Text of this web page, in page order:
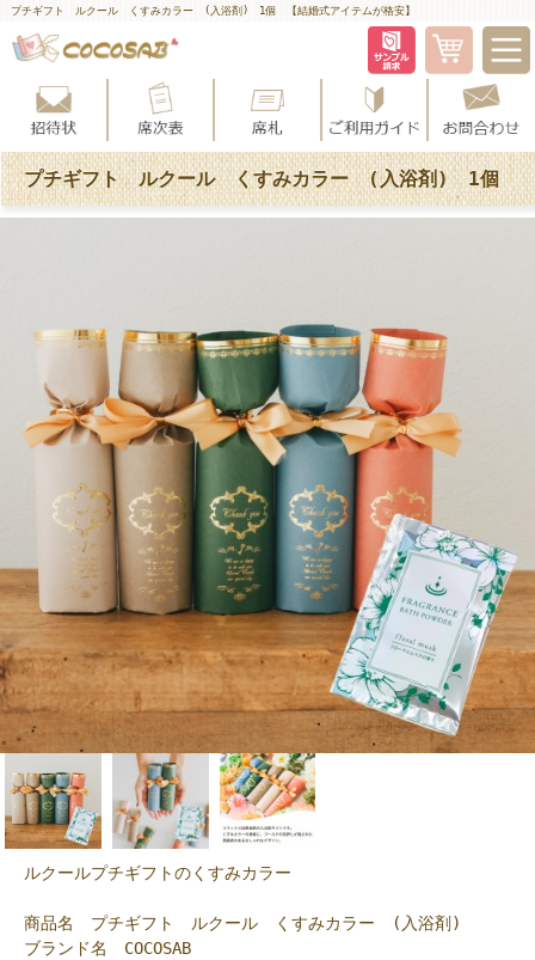
プチギフト ルクール くすみカラー (入浴剤) 1個 【結婚式アイテムが格安】
プチギフト ルクール くすみカラー (入浴剤) 1個
ルクールプチギフトのくすみカラー
商品名 プチギフト ルクール くすみカラー (入浴剤)
ブランド名 COCOSAB